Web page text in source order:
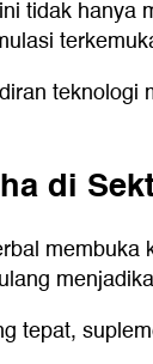
tidak hanya
di
tepat,